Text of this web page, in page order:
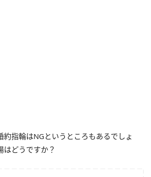
約指輪はNGというところもあるでしょ
はどうですか？